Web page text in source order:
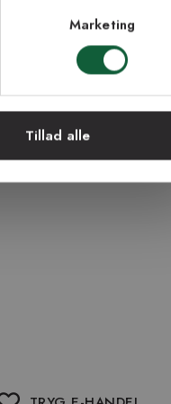
Marketing
Tillad alle